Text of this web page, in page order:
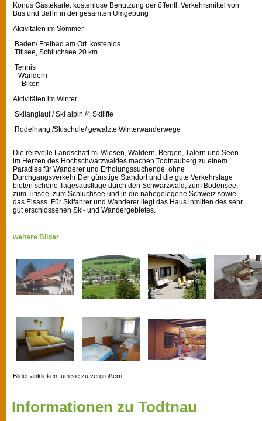
Konus Gästekarte: kostenlose Benutzung der öffentl. Verkehrsmittel von
Bus und Bahn in der gesamten Umgebung
Aktivitäten im Sommer
Baden/ Freibad am Ort kostenlos
Titisee, Schluchsee 20 km
Tennis
Wandern
Biken
Aktivitäten im Winter
Skilanglauf / Ski alpin /4 Skilifte
Rodelhang /Skischule/ gewalzte Winterwanderwege
Die reizvolle Landschaft mi Wiesen, Wäldern, Bergen, Tälern und Seen
im Herzen des Hochschwarzwaldes machen Todtnauberg zu einem
Paradies für Wanderer und Erholungssuchende ohne
Durchgangsverkehr Der günstige Standort und die gute Verkehrslage
bieten schöne Tagesausflüge durch den Schwarzwald, zum Bodensee,
zum Titisee, zum Schluchsee und in die nahegelegene Schweiz sowie
das Elsass. Für Skifahrer und Wanderer liegt das Haus inmitten des sehr
gut erschlossenen Ski- und Wandergebietes.
weitere Bilder
Bilder anklicken, um sie zu vergrößern
Informationen zu Todtnau